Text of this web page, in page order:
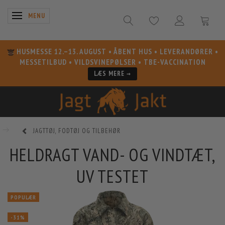
SKIFTE NAVIGATION
MENU
HUSMESSE 12.–13. AUGUST • ÅBENT HUS • LEVERANDØRER •
MESSETILBUD • VILDSVINEPØLSER • TBE-VACCINATION
LÆS MERE →
JAGTTØJ, FODTØJ OG TILBEHØR
HELDRAGT VAND- OG VINDTÆT,
UV TESTET
POPULÆR
-31%